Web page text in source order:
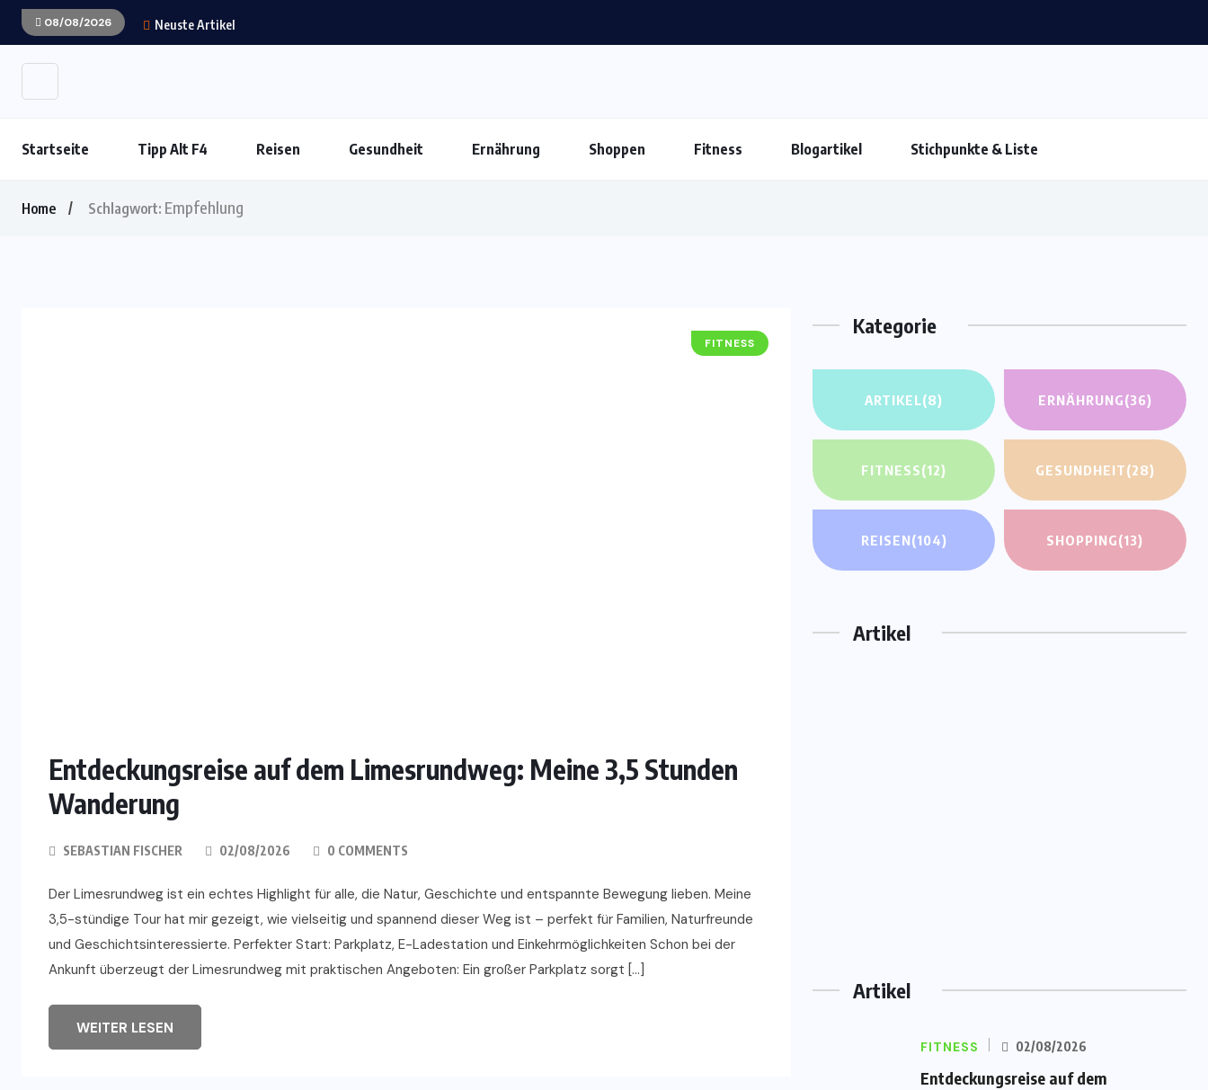
08/08/2026 Neuste Artikel
Startseite Tipp Alt F4 Reisen Gesundheit Ernährung Shoppen Fitness Blogartikel Stichpunkte & Liste
Home Schlagwort: Empfehlung
FITNESS
Entdeckungsreise auf dem Limesrundweg: Meine 3,5 Stunden
Wanderung
SEBASTIAN FISCHER 02/08/2026 0 COMMENTS
Der Limesrundweg ist ein echtes Highlight für alle, die Natur, Geschichte und entspannte Bewegung lieben. Meine
3,5-stündige Tour hat mir gezeigt, wie vielseitig und spannend dieser Weg ist – perfekt für Familien, Naturfreunde
und Geschichtsinteressierte. Perfekter Start: Parkplatz, E-Ladestation und Einkehrmöglichkeiten Schon bei der
Ankunft überzeugt der Limesrundweg mit praktischen Angeboten: Ein großer Parkplatz sorgt […]
WEITER LESEN
Kategorie
ARTIKEL(8) ERNÄHRUNG(36)
FITNESS(12) GESUNDHEIT(28)
REISEN(104) SHOPPING(13)
Artikel
Artikel
FITNESS 02/08/2026
Entdeckungsreise auf dem